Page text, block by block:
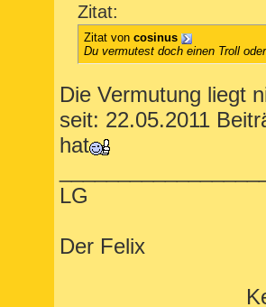
Zitat:
Zitat von cosinus
Du vermutest doch einen Troll
Die Vermutung liegt
seit: 22.05.2011
hat
LG
Der Felix